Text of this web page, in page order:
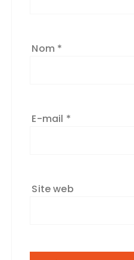
Nom *
E-mail *
Site web